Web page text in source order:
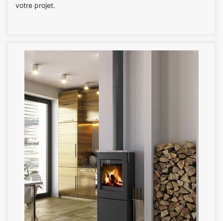
votre projet.